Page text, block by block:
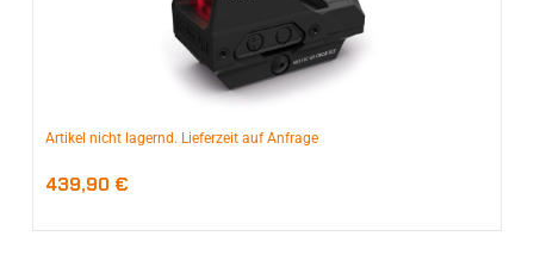
Artikel nicht lagernd. Lieferzeit auf Anfrage
439,90 €